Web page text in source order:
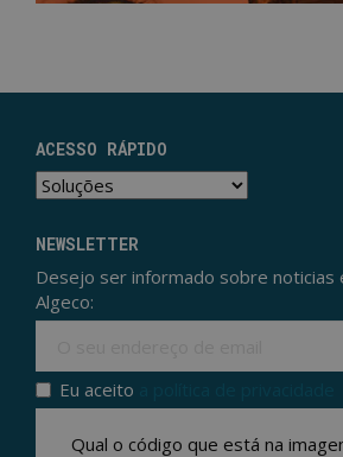
ACESSO RÁPIDO
NEWSLETTER
Desejo ser informado sobre noticias
Algeco:
Eu aceito
Politica de privacidade*
Qual o código que está na